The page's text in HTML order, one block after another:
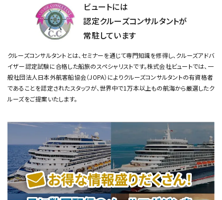
ビュートには
認定クルーズコンサルタントが
常駐しています
クルーズコンサルタントとは、セミナーを通じて専門知識を修得し、クルーズアドバ
イザー認定試験に合格した船旅のスペシャリストです。株式会社ビュートでは、一
般社団法人日本外航客船協会（JOPA）によりクルーズコンサルタントの有資格者
であることを認定されたスタッフが、世界中で1万本以上もの航海から厳選したク
ルーズをご提案いたします。